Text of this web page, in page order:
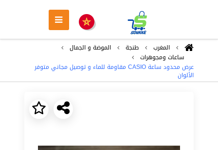
المغرب طنجة
الموضة و الجمال
ساعات ومجوهرات
عرض محدود ساعة CASIO مقاومة للماء و توصيل مجاني متوفر
الألوان